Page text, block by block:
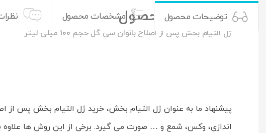
توضیحات محصول مشخصات محصولتوضیحات محصول
ژل التیام بخش پس از اصلاح بانوان سی گل حجم 100 میلی لیتر
اندازی، وکس، شمع و … صورت می گیرد. برخی از این روش ها